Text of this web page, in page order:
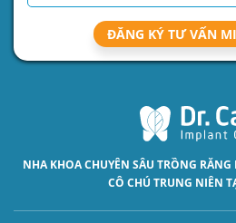
ĐĂNG KÝ TƯ VẤN
NHA KHOA CHUYÊN SÂU TRỒNG
CÔ CHÚ TRUNG NIÊN